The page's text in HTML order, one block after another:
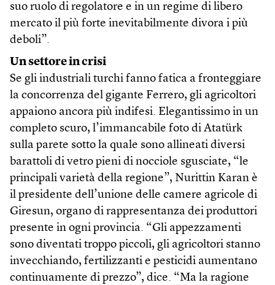
suo ruolo di regolatore e in un regime di libero
mercato il più forte inevitabilmente divora i più
deboli”.
Un settore in crisi
Se gli industriali turchi fanno fatica a fronteggiare
la concorrenza del gigante Ferrero, gli agricoltori
appaiono ancora più indifesi. Elegantissimo in un
completo scuro, l’immancabile foto di Atatürk
sulla parete sotto la quale sono allineati diversi
barattoli di vetro pieni di nocciole sgusciate, “le
principali varietà della regione”, Nurittin Karan è
il presidente dell’unione delle camere agricole di
Giresun, organo di rappresentanza dei produttori
presente in ogni provincia. “Gli appezzamenti
sono diventati troppo piccoli, gli agricoltori stanno
invecchiando, fertilizzanti e pesticidi aumentano
continuamente di prezzo”, dice. “Ma la ragione